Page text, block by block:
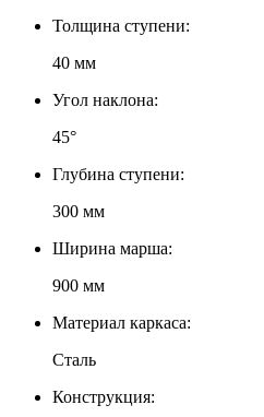
Толщина ступени:
40 мм
Угол наклона:
45°
Глубина ступени:
300 мм
Ширина марша:
900 мм
Материал каркаса:
Сталь
Конструкция: